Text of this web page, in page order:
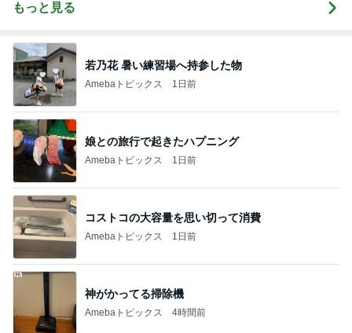
もっと見る
若乃花 暑い練習場へ持参した物
Amebaトピックス 1日前
娘との旅行で起きたハプニング
Amebaトピックス 1日前
コストコの大容量を思い切って消費
Amebaトピックス 1日前
神がかってる掃除機
Amebaトピックス 4時間前